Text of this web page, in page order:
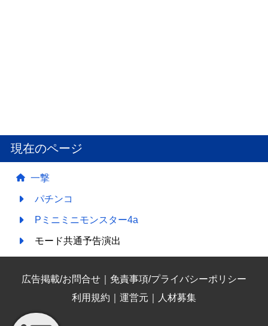
現在のページ
一撃
パチンコ
Pミニミニモンスター4a
モード共通予告演出
広告掲載/お問合せ ｜ 免責事項/プライバシーポリシー
利用規約 ｜ 運営元 ｜ 人材募集